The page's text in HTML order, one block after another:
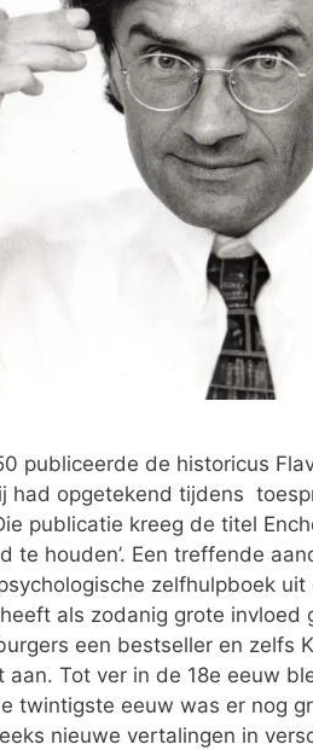
publiceerde de historicus
had opgetekend tijdens
publicatie kreeg de titel
te houden’. Een treffende
zelfhulpboek
als zodanig grote invloed
een bestseller en zelfs
Tot ver in de 18e eeuw
twintigste eeuw was er nog
nieuwe vertalingen in